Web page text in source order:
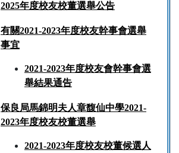
2025年度校友校董選舉公告
有關2021-2023年度校友幹事會選舉
事宜
2021-2023年度校友會幹事會選
舉結果通告
保良局馬錦明夫人章馥仙中學2021-
2023年度校友校董選舉
2021-2023年度校友校董候選人